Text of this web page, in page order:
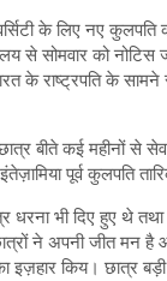
के लिए नए
से सोमवार को नोटिस
के राष्ट्रपति के सामने
बीते कई महीनों से
पूर्व कुलपति
भी दिए हुए थे
ने अपनी जीत मन है
इज़हार किय। छात्र